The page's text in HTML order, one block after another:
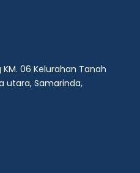
06 Kelurahan Tanah
utara, Samarinda,